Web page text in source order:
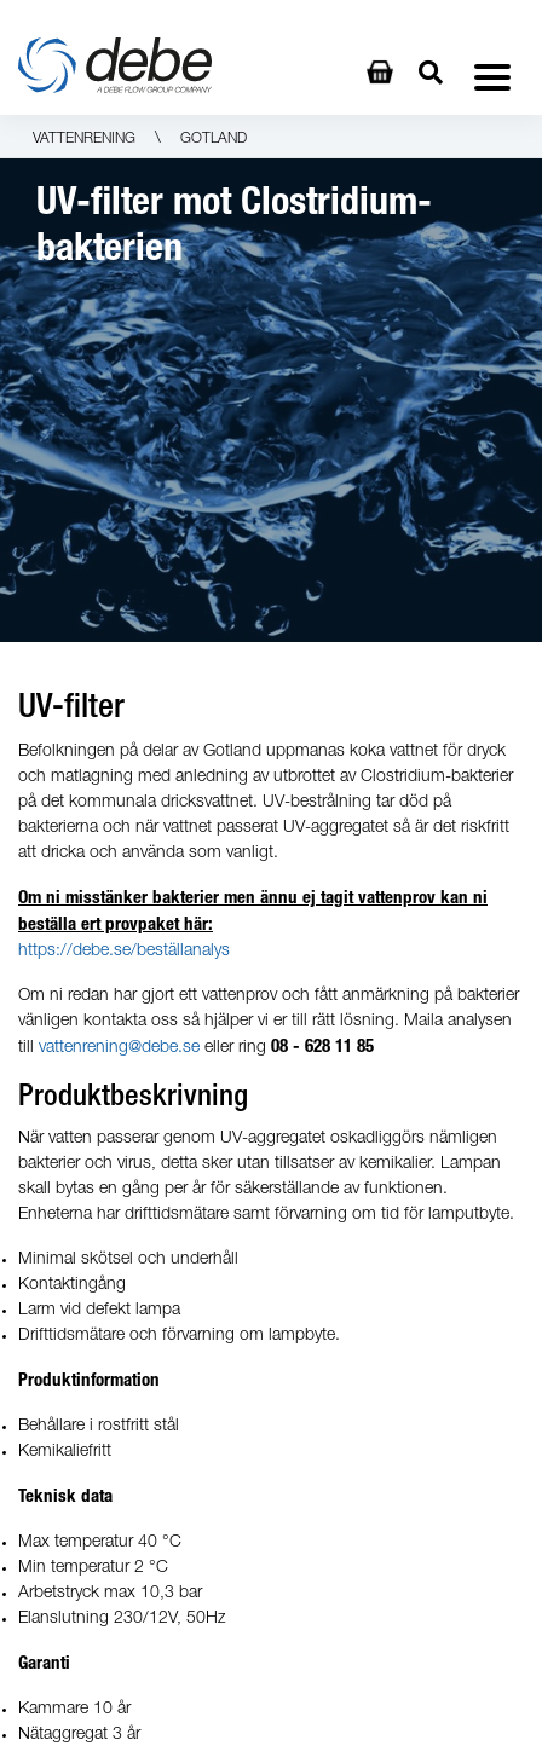
VATTENRENING \ GOTLAND
UV-filter mot Clostridium-
bakterien
UV-filter
Befolkningen på delar av Gotland uppmanas koka vattnet för dryck
och matlagning med anledning av utbrottet av Clostridium-bakterier
på det kommunala dricksvattnet. UV-bestrålning tar död på
bakterierna och när vattnet passerat UV-aggregatet så är det riskfritt
att dricka och använda som vanligt.
Om ni misstänker bakterier men ännu ej tagit vattenprov kan ni
beställa ert provpaket här:
https://debe.se/beställanalys
Om ni redan har gjort ett vattenprov och fått anmärkning på bakterier
vänligen kontakta oss så hjälper vi er till rätt lösning. Maila analysen
till vattenrening@debe.se eller ring 08 - 628 11 85
Produktbeskrivning
När vatten passerar genom UV-aggregatet oskadliggörs nämligen
bakterier och virus, detta sker utan tillsatser av kemikalier. Lampan
skall bytas en gång per år för säkerställande av funktionen.
Enheterna har drifttidsmätare samt förvarning om tid för lamputbyte.
Minimal skötsel och underhåll
Kontaktingång
Larm vid defekt lampa
Drifttidsmätare och förvarning om lampbyte.
Produktinformation
Behållare i rostfritt stål
Kemikaliefritt
Teknisk data
Max temperatur 40 °C
Min temperatur 2 °C
Arbetstryck max 10,3 bar
Elanslutning 230/12V, 50Hz
Garanti
Kammare 10 år
Nätaggregat 3 år